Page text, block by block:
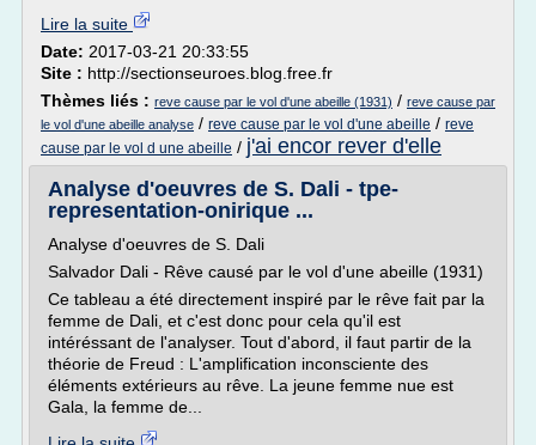
Lire la suite
Date: 2017-03-21 20:33:55
Site : http://sectionseuroes.blog.free.fr
Thèmes liés : reve cause par le vol d'une abeille (1931) / reve cause par
le vol d'une abeille analyse / reve cause par le vol d'une abeille / reve
cause par le vol d une abeille / j'ai encor rever d'elle
Analyse d'oeuvres de S. Dali - tpe-
representation-onirique ...
Analyse d'oeuvres de S. Dali
Salvador Dali - Rêve causé par le vol d'une abeille (1931)
Ce tableau a été directement inspiré par le rêve fait par la
femme de Dali, et c'est donc pour cela qu'il est
intéréssant de l'analyser. Tout d'abord, il faut partir de la
théorie de Freud : L'amplification inconsciente des
éléments extérieurs au rêve. La jeune femme nue est
Gala, la femme de...